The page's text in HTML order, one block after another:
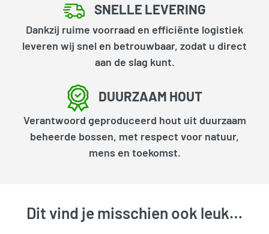
SNELLE LEVERING
Dankzij ruime voorraad en efficiënte logistiek
leveren wij snel en betrouwbaar, zodat u direct
aan de slag kunt.
DUURZAAM HOUT
Verantwoord geproduceerd hout uit duurzaam
beheerde bossen, met respect voor natuur,
mens en toekomst.
Dit vind je misschien ook leuk…